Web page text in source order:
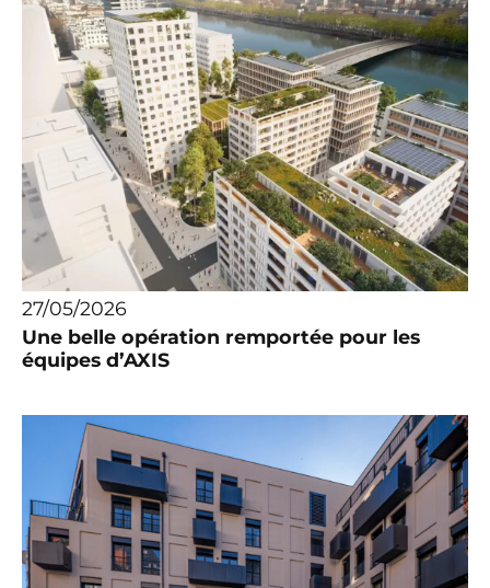
27/05/2026
Une belle opération remportée pour les
équipes d’AXIS